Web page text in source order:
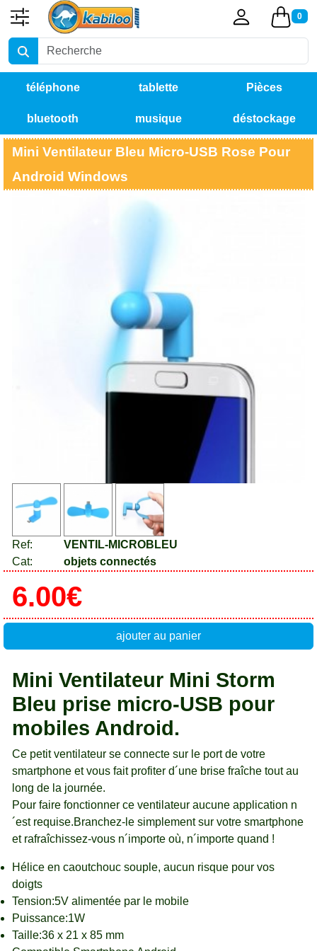
0
téléphone tablette Pièces
détachées
bluetooth musique déstockage
Mini Ventilateur Bleu Micro-USB Rose Pour
Android Windows
Ref:
VENTIL-MICROBLEU
Cat:
objets connectés
6.00€
ajouter au panier
Mini Ventilateur Mini Storm
Bleu prise micro-USB pour
mobiles Android.
Ce petit ventilateur se connecte sur le port de votre
smartphone et vous fait profiter d´une brise fraîche tout au
long de la journée.
Pour faire fonctionner ce ventilateur aucune application n
´est requise.Branchez-le simplement sur votre smartphone
et rafraîchissez-vous n´importe où, n´importe quand !
Hélice en caoutchouc souple, aucun risque pour vos
doigts
Tension:5V alimentée par le mobile
Puissance:1W
Taille:36 x 21 x 85 mm